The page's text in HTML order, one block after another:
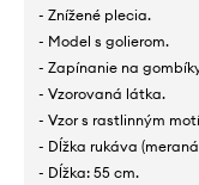
- Znížené plecia.
- Model s golierom.
- Zapínanie na
- Vzorovaná látka.
- Vzor s rastlinným
- Dĺžka rukáva
- Dĺžka: 55 cm.